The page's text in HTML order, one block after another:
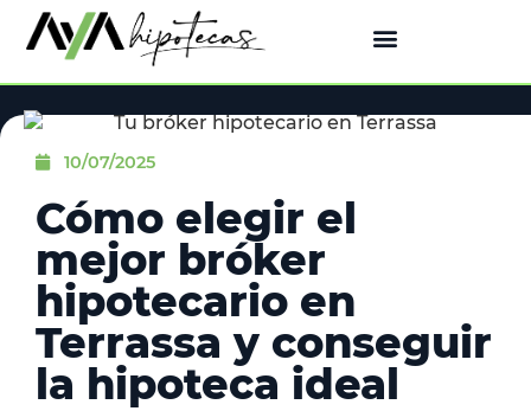
10/07/2025
Cómo elegir el
mejor bróker
hipotecario en
Terrassa y conseguir
la hipoteca ideal